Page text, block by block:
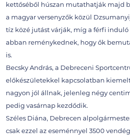
kettőséből húszan mutathatják majd
a magyar versenyzők közül
tíz közé jutást várják, míg a férfi induló
abban reménykednek, hogy ők
is.
Becsky András, a Debreceni
előkészületekkel kapcsolatban
nagyon jól állnak, jelenleg négy
pedig vasárnap kezdődik.
Széles Diána, Debrecen
csak ezzel az eseménnyel 3500